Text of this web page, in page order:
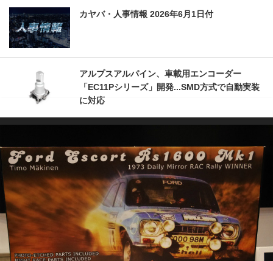
カヤバ・人事情報 2026年6月1日付
アルプスアルパイン、車載用エンコーダー
「EC11Pシリーズ」開発...SMD方式で自動実装
に対応